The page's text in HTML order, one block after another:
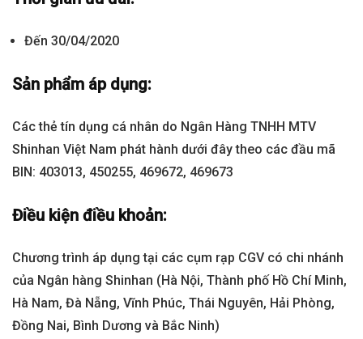
Đến 30/04/2020
Sản phẩm áp dụng:
Các thẻ tín dụng cá nhân do Ngân Hàng TNHH MTV
Shinhan Việt Nam phát hành dưới đây theo các đầu mã
BIN: 403013, 450255, 469672, 469673
Điều kiện điều khoản:
Chương trình áp dụng tại các cụm rạp CGV có chi nhánh
của Ngân hàng Shinhan (Hà Nội, Thành phố Hồ Chí Minh,
Hà Nam, Đà Nẵng, Vĩnh Phúc, Thái Nguyên, Hải Phòng,
Đồng Nai, Bình Dương và Bắc Ninh)